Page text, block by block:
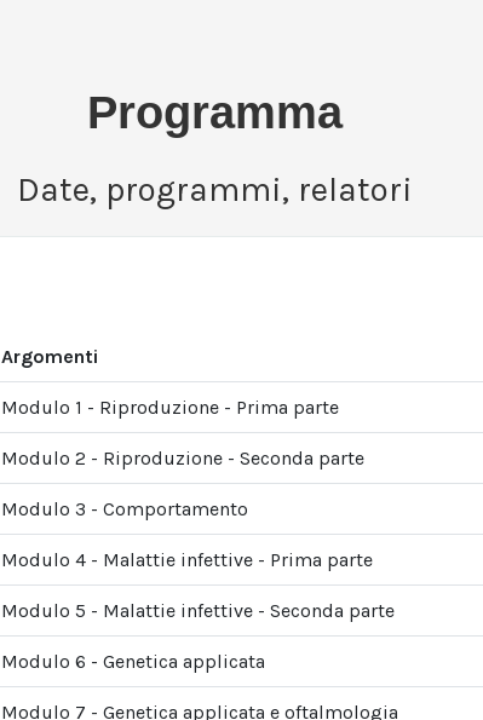
Programma
Date, programmi, relatori
Argomenti
Modulo 1 - Riproduzione - Prima parte
Modulo 2 - Riproduzione - Seconda parte
Modulo 3 - Comportamento
Modulo 4 - Malattie infettive - Prima parte
Modulo 5 - Malattie infettive - Seconda parte
Modulo 6 - Genetica applicata
Modulo 7 - Genetica applicata e oftalmologia